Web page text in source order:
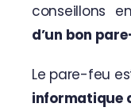
conseillons
d’un bon
Le pare-feu
informatique